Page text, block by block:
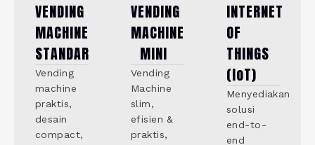
VENDING
MACHINE
STANDAR
Vending
machine
praktis,
desain
compact,
VENDING
MACHINE
MINI
Vending
Machine
slim,
efisien &
praktis,
INTERNET
OF
THINGS
(IoT)
Menyediakan
solusi
end-to-
end